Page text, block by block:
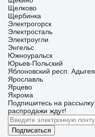
Щелково
Щербинка
Электрогорск
Электросталь
Электроугли
Энгельс
Южноуральск
Юрьев-Польский
Яблоновский респ. Адыгея
Ярославль
Ярцево
Яхрома
Подпишитесь на рассылку
распродажи ждут!
Подписаться